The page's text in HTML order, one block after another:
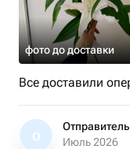
фото до доставки
Все доставили
О
Отправитель
Июль 2026